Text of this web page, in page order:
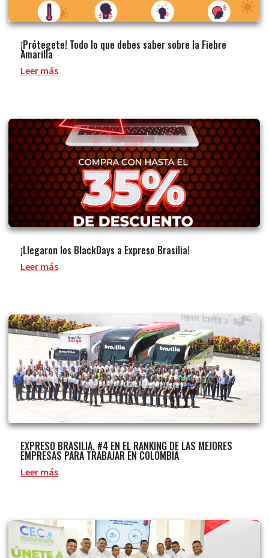
¡Prótegete! Todo lo que debes saber sobre la Fiebre
Amarilla
Leer más
¡Llegaron los BlackDays a Expreso Brasilia!
Leer más
EXPRESO BRASILIA, #4 EN EL RANKING DE LAS MEJORES
EMPRESAS PARA TRABAJAR EN COLOMBIA
Leer más